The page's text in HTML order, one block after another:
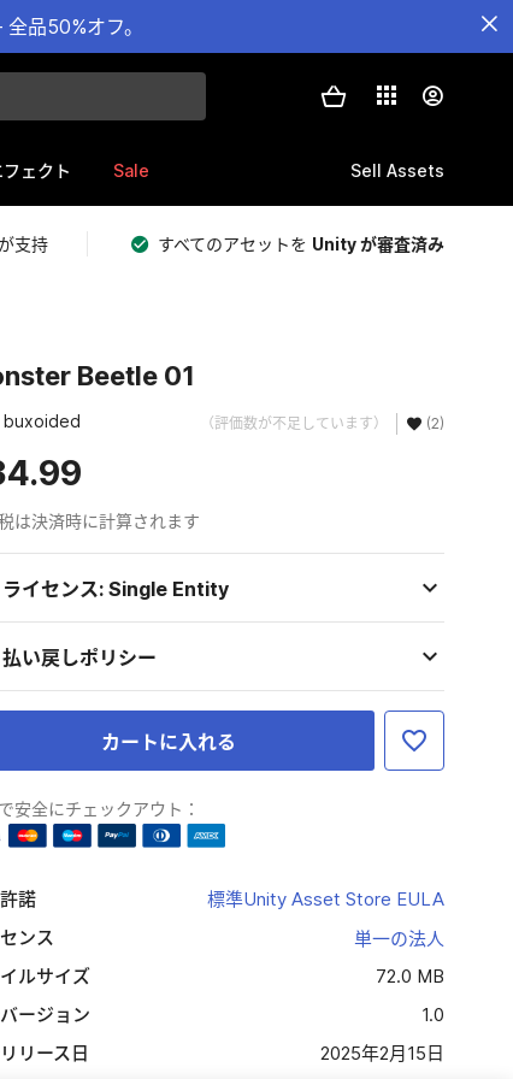
品50%オフ。
ェクト Sale Sell Assets
が支持 すべてのアセットを Unity が審査済み
Beetle 01
buxoided （評価数が不足しています） (2)
は決済時に計算されます
ライセンス: Single Entity
払い戻しポリシー
カートに入れる
安全にチェックアウト：
諾
標準Unity Asset Store EULA
ンス
単一の法人
ルサイズ
72.0 MB
ージョン
1.0
リース日
2025年2月15日